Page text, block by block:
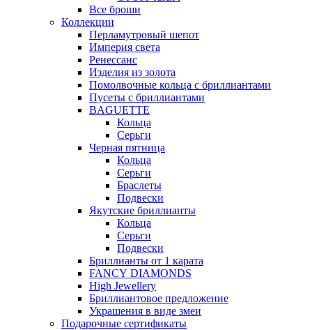
Все броши
Коллекции
Перламутровый шепот
Империя света
Ренессанс
Изделия из золота
Помолвочные кольца с бриллиантами
Пусеты с бриллиантами
BAGUETTE
Кольца
Серьги
Черная пятница
Кольца
Серьги
Браслеты
Подвески
Якутские бриллианты
Кольца
Серьги
Подвески
Бриллианты от 1 карата
FANCY DIAMONDS
High Jewellery
Бриллиантовое предложение
Украшения в виде змеи
Подарочные сертификаты